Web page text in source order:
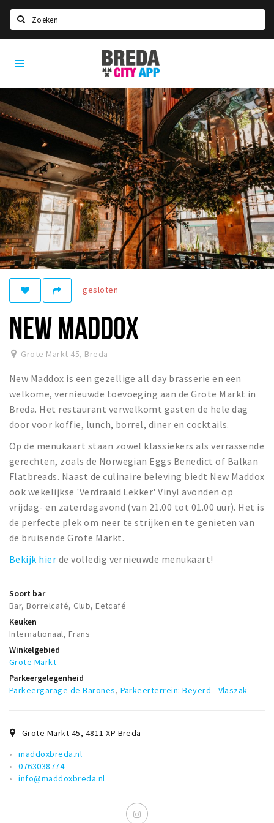
Home
Agenda
Deals
Party pics
Nieuws, interviews & blogs
Eten
Drinken
Slapen
Recreatief
Winkels
Winkelgebieden
Bezienswaardigheden
Musea, theaters & podia
Uitjes & activiteiten
Toeristische routes
Natuurgebieden
Baroniepoorten
Sport
Privacy
Inloggen
Breda
City
App
gesloten
NEW MADDOX
Grote Markt 45, Breda
New Maddox is een gezellige all day brasserie en een
welkome, vernieuwde toevoeging aan de Grote Markt in
Breda. Het restaurant verwelkomt gasten de hele dag
door voor koffie, lunch, borrel, diner en cocktails.
Op de menukaart staan zowel klassiekers als verrassende
gerechten, zoals de Norwegian Eggs Benedict of Balkan
Flatbreads. Naast de culinaire beleving biedt New Maddox
ook wekelijkse 'Verdraaid Lekker' Vinyl avonden op
vrijdag- en zaterdagavond (van 21.00 tot 01.00 uur). Het is
de perfecte plek om neer te strijken en te genieten van
de bruisende Grote Markt.
Bekijk hier de volledig vernieuwde menukaart!
Soort bar
Bar, Borrelcafé, Club, Eetcafé
Keuken
Internationaal, Frans
Winkelgebied
Grote Markt
Parkeergelegenheid
Parkeergarage de Barones, Parkeerterrein: Beyerd - Vlaszak
Grote Markt 45, 4811 XP Breda
maddoxbreda.nl
0763038774
info@maddoxbreda.nl